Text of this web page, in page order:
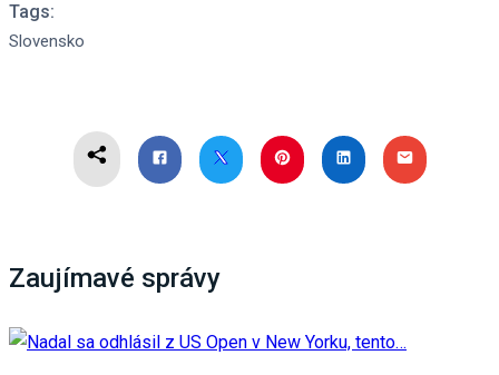
Tags:
Slovensko
Zaujímavé správy